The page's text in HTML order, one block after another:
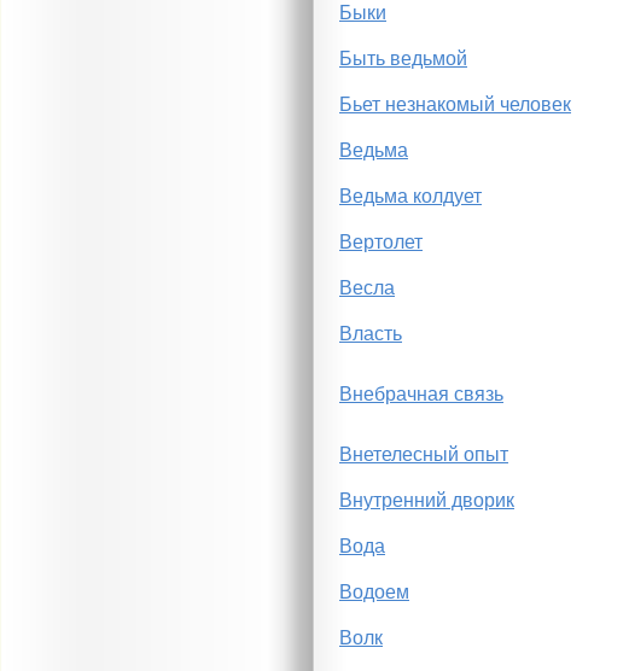
Быки
Быть ведьмой
Бьет незнакомый человек
Ведьма
Ведьма колдует
Вертолет
Весла
Власть
Внебрачная связь
Внетелесный опыт
Внутренний дворик
Вода
Водоем
Волк